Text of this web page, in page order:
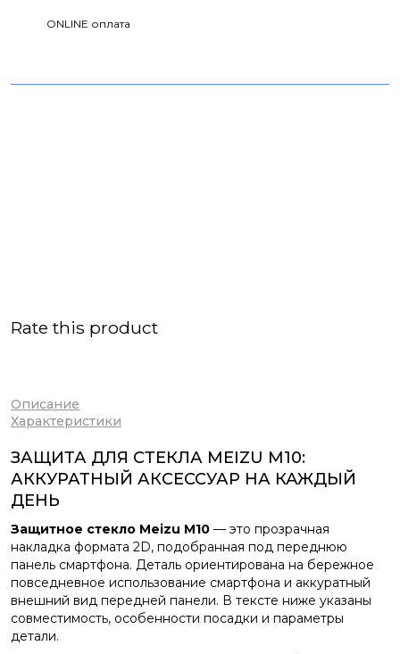
ONLINE оплата
Rate this product
Описание
Характеристики
ЗАЩИТА ДЛЯ СТЕКЛА MEIZU M10:
АККУРАТНЫЙ АКСЕССУАР НА КАЖДЫЙ
ДЕНЬ
Защитное стекло Meizu M10 — это прозрачная
накладка формата 2D, подобранная под переднюю
панель смартфона. Деталь ориентирована на бережное
повседневное использование смартфона и аккуратный
внешний вид передней панели. В тексте ниже указаны
совместимость, особенности посадки и параметры
детали.